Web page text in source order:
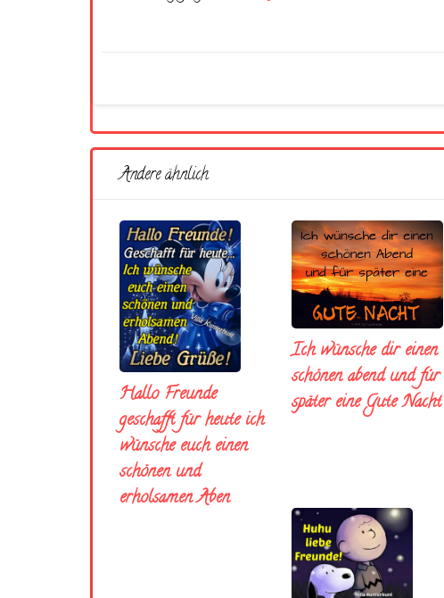
Andere ähnlich
Hallo Freunde
geschafft für heute ich
wünsche euch einen
schönen und
erholsamen Aben
Ich wünsche dir einen
schönen abend und fúr
später eine Gute Nacht